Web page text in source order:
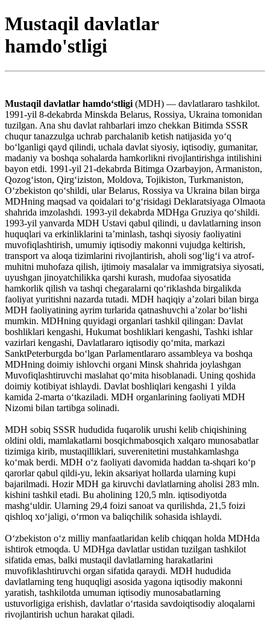
Mustaqil davlatlar
hamdo'stligi
Mustaqil davlatlar hamdoʻstligi (MDH) — davlatlararo tashkilot.
1991-yil 8-dekabrda Minskda Belarus, Rossiya, Ukraina tomonidan
tuzilgan. Ana shu davlat rahbarlari imzo chekkan Bitimda SSSR
chuqur tanazzulga uchrab parchalanib ketish natijasida yoʻq
boʻlganligi qayd qilindi, uchala davlat siyosiy, iqtisodiy, gumanitar,
madaniy va boshqa sohalarda hamkorlikni rivojlantirishga intilishini
bayon etdi. 1991-yil 21-dekabrda Bitimga Ozarbayjon, Armaniston,
Qozogʻiston, Qirgʻiziston, Moldova, Tojikiston, Turkmaniston,
Oʻzbekiston qoʻshildi, ular Belarus, Rossiya va Ukraina bilan birga
MDHning maqsad va qoidalari toʻgʻrisidagi Deklaratsiyaga Olmaota
shahrida imzolashdi. 1993-yil dekabrda MDHga Gruziya qoʻshildi.
1993-yil yanvarda MDH Ustavi qabul qilindi, u davlatlarning inson
huquqlari va erkinliklarini taʼminlash, tashqi siyosiy faoliyatini
muvofiqlashtirish, umumiy iqtisodiy makonni vujudga keltirish,
transport va aloqa tizimlarini rivojlantirish, aholi sogʻligʻi va atrof-
muhitni muhofaza qilish, ijtimoiy masalalar va immigratsiya siyosati,
uyushgan jinoyatchilikka qarshi kurash, mudofaa siyosatida
hamkorlik qilish va tashqi chegaralarni qoʻriklashda birgalikda
faoliyat yuritishni nazarda tutadi. MDH haqiqiy aʼzolari bilan birga
MDH faoliyatining ayrim turlarida qatnashuvchi aʼzolar boʻlishi
mumkin. MDHning quyidagi organlari tashkil qilingan: Davlat
boshliklari kengashi, Hukumat boshliklari kengashi, Tashki ishlar
vazirlari kengashi, Davlatlararo iqtisodiy qoʻmita, markazi
SanktPeterburgda boʻlgan Parlamentlararo assambleya va boshqa
MDHning doimiy ishlovchi organi Minsk shahrida joylashgan
Muvofiqlashtiruvchi maslahat qoʻmita hisoblanadi. Uning qoshida
doimiy kotibiyat ishlaydi. Davlat boshliqlari kengashi 1 yilda
kamida 2-marta oʻtkaziladi. MDH organlarining faoliyati MDH
Nizomi bilan tartibga solinadi.
MDH sobiq SSSR hududida fuqarolik urushi kelib chiqishining
oldini oldi, mamlakatlarni bosqichmabosqich xalqaro munosabatlar
tizimiga kirib, mustaqilliklari, suverenitetini mustahkamlashga
koʻmak berdi. MDH oʻz faoliyati davomida haddan ta-shqari koʻp
qarorlar qabul qildi-yu, lekin aksariyat hollarda ularning kupi
bajarilmadi. Hozir MDH ga kiruvchi davlatlarning aholisi 283 mln.
kishini tashkil etadi. Bu aholining 120,5 mln. iqtisodiyotda
mashgʻuldir. Ularning 29,4 foizi sanoat va qurilishda, 21,5 foizi
qishloq xoʻjaligi, oʻrmon va baliqchilik sohasida ishlaydi.
Oʻzbekiston oʻz milliy manfaatlaridan kelib chiqqan holda MDHda
ishtirok etmoqda. U MDHga davlatlar ustidan tuzilgan tashkilot
sifatida emas, balki mustaqil davlatlarning harakatlarini
muvofiklashtiruvchi organ sifatida qaraydi. MDH hududida
davlatlarning teng huquqligi asosida yagona iqtisodiy makonni
yaratish, tashkilotda umuman iqtisodiy munosabatlarning
ustuvorligiga erishish, davlatlar oʻrtasida savdoiqtisodiy aloqalarni
rivojlantirish uchun harakat qiladi.